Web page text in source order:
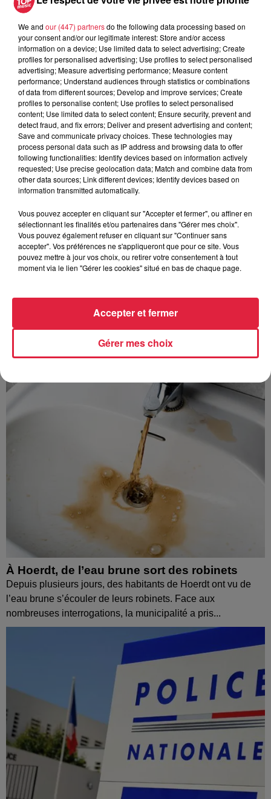
A lire aussi
6 août 2026
À Hoerdt, de l’eau brune sort des
robinets
6 août 2026
Tags antisémites à Strasbourg :
Catherine Trautmann réagit
6 août 2026
Au zoo de Mulhouse : rencontre
avec les flamants rouges
À découvrir également
À Hoerdt, de l’eau brune sort des robinets
Depuis plusieurs jours, des habitants de Hoerdt ont vu de
l’eau brune s’écouler de leurs robinets. Face aux
nombreuses interrogations, la municipalité a pris...
We and our (447) partnersdo the following data processing based on
your consent and/or our legitimate interest: Store and/or access
information on a device; Use limited data to select advertising; Create
profiles for personalised advertising; Use profiles to select personalised
advertising; Measure advertising performance; Measure content
performance; Understand audiences through statistics or combinations
of data from different sources; Develop and improve services; Create
profiles to personalise content; Use profiles to select personalised
content; Use limited data to select content; Ensure security, prevent and
detect fraud, and fix errors; Deliver and present advertising and content;
Save and communicate privacy choices. These technologies may
process personal data such as IP address and browsing data to offer
following functionalities: Identify devices based on information actively
requested; Use precise geolocation data; Match and combine data from
other data sources; Link different devices; Identify devices based on
information transmitted automatically.
Vous pouvez accepter en cliquant sur "Accepter et fermer", ou affiner en
sélectionnant les finalités et/ou partenaires dans "Gérer mes choix".
Vous pouvez également refuser en cliquant sur "Continuer sans
accepter". Vos préférences ne s'appliqueront que pour ce site. Vous
pouvez mettre à jour vos choix, ou retirer votre consentement à tout
moment via le lien "Gérer les cookies" situé en bas de chaque page.
Gérer mes choix
Accepter et fermer